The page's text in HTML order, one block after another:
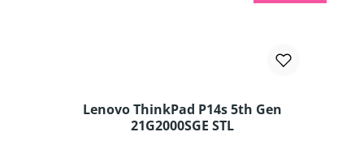
Lenovo ThinkPad P14s 5th Gen
21G2000SGE STL